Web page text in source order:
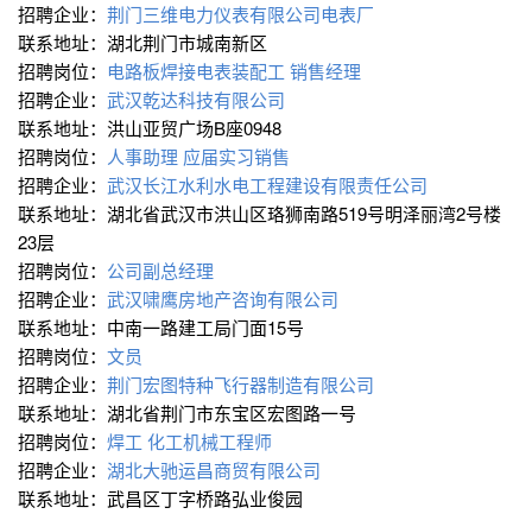
招聘企业： 荆门三维电力仪表有限公司电表厂
联系地址：湖北荆门市城南新区
招聘岗位： 电路板焊接电表装配工 销售经理
招聘企业： 武汉乾达科技有限公司
联系地址：洪山亚贸广场B座0948
招聘岗位： 人事助理 应届实习销售
招聘企业： 武汉长江水利水电工程建设有限责任公司
联系地址：湖北省武汉市洪山区珞狮南路519号明泽丽湾2号楼
23层
招聘岗位： 公司副总经理
招聘企业： 武汉啸鹰房地产咨询有限公司
联系地址：中南一路建工局门面15号
招聘岗位： 文员
招聘企业： 荆门宏图特种飞行器制造有限公司
联系地址：湖北省荆门市东宝区宏图路一号
招聘岗位： 焊工 化工机械工程师
招聘企业： 湖北大驰运昌商贸有限公司
联系地址：武昌区丁字桥路弘业俊园